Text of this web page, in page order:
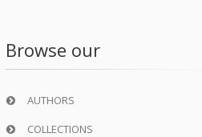
Browse our
AUTHORS
COLLECTIONS